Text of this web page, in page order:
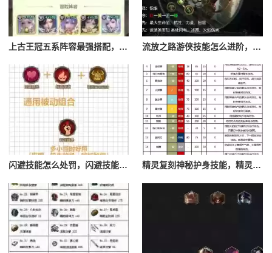
上古王冠五系阵容最强搭配，上古王冠五星排行 流放之路游侠技能怎么进阶，流放之路游侠技能怎么进阶的
闪避技能怎么处罚，闪避技能怎么处罚队友 精灵复刻神秘护身技能，精灵复刻攻略